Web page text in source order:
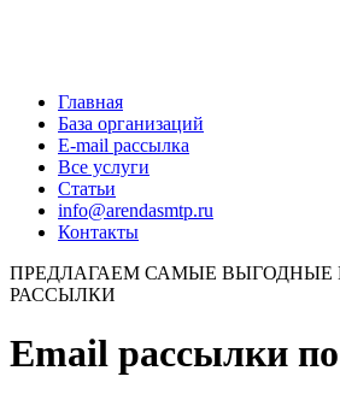
Главная
База организаций
E-mail рассылка
Все услуги
Статьи
info@arendasmtp.ru
Контакты
ПРЕДЛАГАЕМ САМЫЕ ВЫГОДНЫЕ
РАССЫЛКИ
Email рассылки